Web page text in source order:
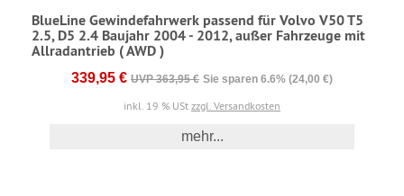
BlueLine Gewindefahrwerk passend für Volvo V50 T5
2.5, D5 2.4 Baujahr 2004 - 2012, außer Fahrzeuge mit
Allradantrieb ( AWD )
339,95 € UVP 363,95 € Sie sparen 6.6% (24,00 €)
inkl. 19 % USt zzgl. Versandkosten
mehr...